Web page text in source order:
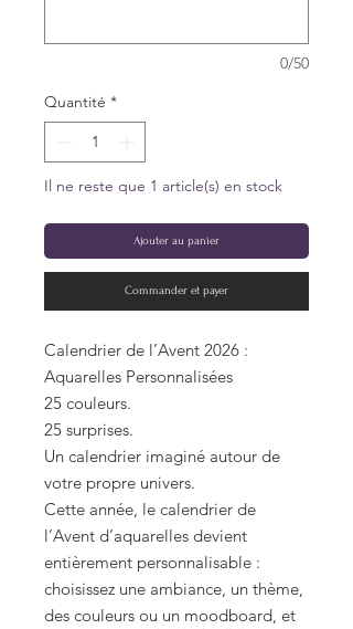
0/50
Quantité *
Il ne reste que 1 article(s) en stock
Ajouter au panier
Commander et payer
Calendrier de l’Avent 2026 :
Aquarelles Personnalisées
25 couleurs.
25 surprises.
Un calendrier imaginé autour de
votre propre univers.
Cette année, le calendrier de
l’Avent d’aquarelles devient
entièrement personnalisable :
choisissez une ambiance, un thème,
des couleurs ou un moodboard, et